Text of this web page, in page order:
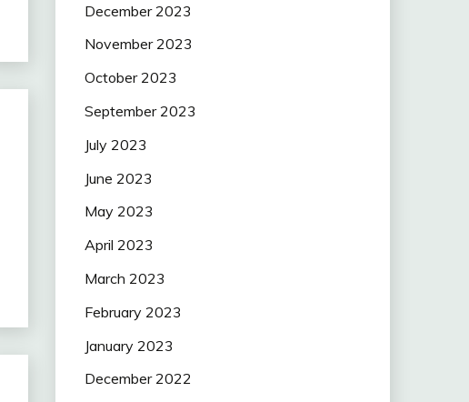
December 2023
November 2023
October 2023
September 2023
July 2023
June 2023
May 2023
April 2023
March 2023
February 2023
January 2023
December 2022